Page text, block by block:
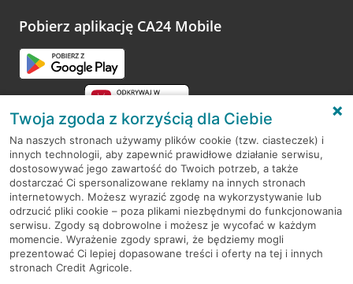
Pobierz aplikację CA24 Mobile
RODO
Regulamin serwisu
Mapa serwisu
PolitykaCookies
Twoja zgoda z korzyścią dla Ciebie
Na naszych stronach używamy plików cookie (tzw. ciasteczek) i
innych technologii, aby zapewnić prawidłowe działanie serwisu,
dostosowywać jego zawartość do Twoich potrzeb, a także
dostarczać Ci spersonalizowane reklamy na innych stronach
internetowych. Możesz wyrazić zgodę na wykorzystywanie lub
odrzucić pliki cookie – poza plikami niezbędnymi do funkcjonowania
serwisu. Zgody są dobrowolne i możesz je wycofać w każdym
momencie. Wyrażenie zgody sprawi, że będziemy mogli
prezentować Ci lepiej dopasowane treści i oferty na tej i innych
stronach Credit Agricole.